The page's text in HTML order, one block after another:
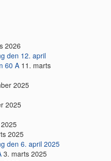
2026
den 12. april
60 A 11. marts
2025
2025
2025
den 6. april 2025
3. marts 2025